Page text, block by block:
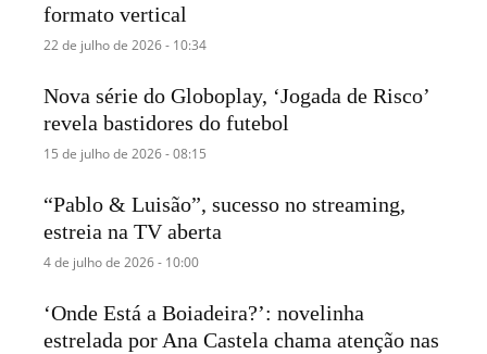
formato vertical
22 de julho de 2026 - 10:34
Nova série do Globoplay, ‘Jogada de Risco’
revela bastidores do futebol
15 de julho de 2026 - 08:15
“Pablo & Luisão”, sucesso no streaming,
estreia na TV aberta
4 de julho de 2026 - 10:00
‘Onde Está a Boiadeira?’: novelinha
estrelada por Ana Castela chama atenção nas